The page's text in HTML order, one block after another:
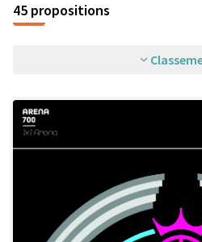
45 propositions